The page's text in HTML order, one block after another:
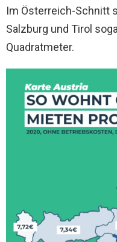
Im Österreich-Schnitt
Salzburg und Tirol
Quadratmeter.